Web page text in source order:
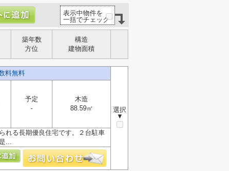
表示中物件を
一括でチェック
築年数
方位
構造
建物面積
料無料
選択
▼
予定
-
木造
88.59㎡
れる長期優良住宅です。２台駐車
...